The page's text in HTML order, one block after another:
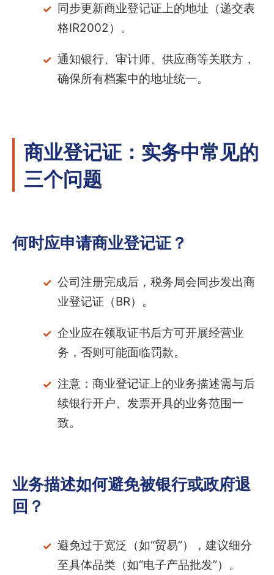
同步更新商业登记证上的地址（递交表
格IR2002）。
通知银行、审计师、供应商等关联方，
确保所有档案中的地址统一。
商业登记证：实务中常见的
三个问题
何时应申请商业登记证？
公司注册完成后，税务局会同步发出商
业登记证（BR）。
企业应在领取证书后方可开展经营业
务，否则可能面临罚款。
注意：商业登记证上的业务描述需与后
续银行开户、发票开具的业务范围一
致。
业务描述如何避免被银行或政府退
回？
避免过于宽泛（如“贸易”），建议细分
至具体品类（如“电子产品批发”）。